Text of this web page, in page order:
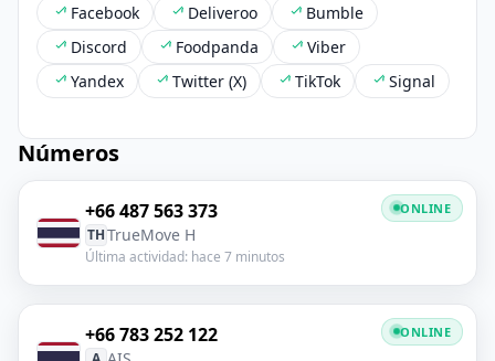
Facebook
Deliveroo
Bumble
Discord
Foodpanda
Viber
Yandex
Twitter (X) TikTok Signal
Números
+66 487 563 373
THTrueMove H
Última actividad: hace 7 minutos
ONLINE
+66 783 252 122 ONLINE